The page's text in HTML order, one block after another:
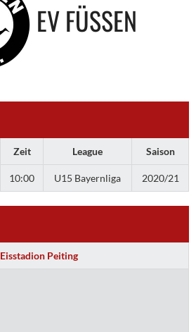
EV FÜSSEN
Zeit League Saison
10:00 U15 Bayernliga 2020/21
Eisstadion Peiting